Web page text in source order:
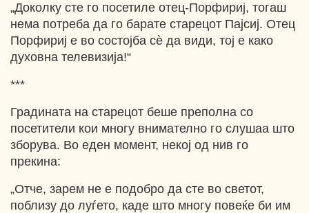
„Доколку сте го посетиле отец-Порфириј, тогаш
нема потреба да го барате старецот Пајсиј. Отец
Порфириј е во состојба сѐ да види, тој е како
духовна телевизија!“
***
Градината на старецот беше преполна со
посетители кои многу внимателно го слушаа што
зборува. Во еден момент, некој од нив го
прекина:
„Отче, зарем не е подобро да сте во светот,
поблизу до луѓето, каде што многу повеќе би им